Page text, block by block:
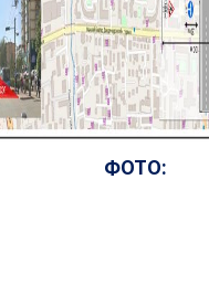
ФОТО: